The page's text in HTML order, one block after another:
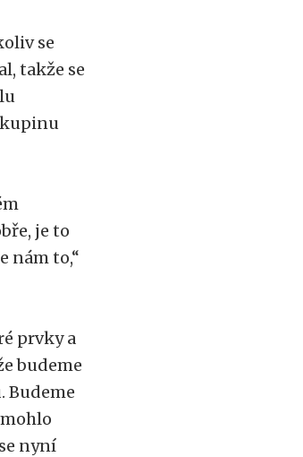
se
takže se
je to
nám to,“
prvky a
budeme
Budeme
nyní